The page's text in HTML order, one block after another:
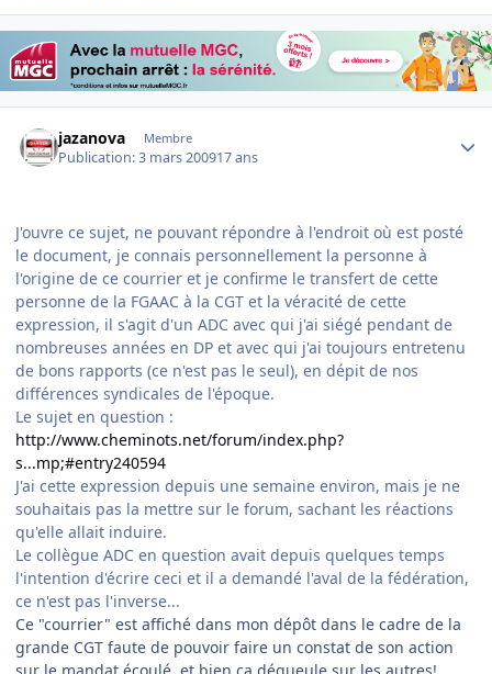
jazanova Membre
Publication:3 mars 200917 ans
J'ouvre ce sujet, ne pouvant répondre à l'endroit où est posté
le document, je connais personnellement la personne à
l'origine de ce courrier et je confirme le transfert de cette
personne de la FGAAC à la CGT et la véracité de cette
expression, il s'agit d'un ADC avec qui j'ai siégé pendant de
nombreuses années en DP et avec qui j'ai toujours entretenu
de bons rapports (ce n'est pas le seul), en dépit de nos
différences syndicales de l'époque.
Le sujet en question :
http://www.cheminots.net/forum/index.php?
s...mp;#entry240594
J'ai cette expression depuis une semaine environ, mais je ne
souhaitais pas la mettre sur le forum, sachant les réactions
qu'elle allait induire.
Le collègue ADC en question avait depuis quelques temps
l'intention d'écrire ceci et il a demandé l'aval de la fédération,
ce n'est pas l'inverse...
Ce "courrier" est affiché dans mon dépôt dans le cadre de la
grande CGT faute de pouvoir faire un constat de son action